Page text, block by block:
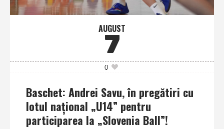
AUGUST
7
0
Baschet: Andrei Savu, în pregătiri cu
lotul naţional „U14” pentru
participarea la „Slovenia Ball”!